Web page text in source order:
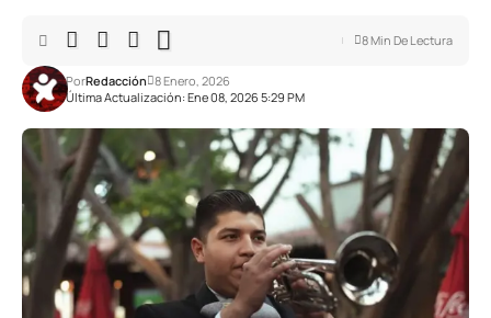
Última Actualización: Ene 08, 2026 5:29 PM
PorRedacción 8 Enero, 2026
8 Min De Lectura